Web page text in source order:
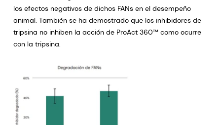
los efectos negativos de dichos FANs en el desempeño
animal. También se ha demostrado que los inhibidores de
tripsina no inhiben la acción de ProAct 360™ como ocurre
con la tripsina.